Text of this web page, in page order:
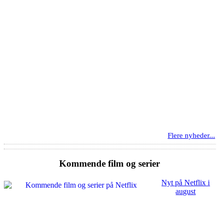
Flere nyheder...
Kommende film og serier
Nyt på Netflix i
august